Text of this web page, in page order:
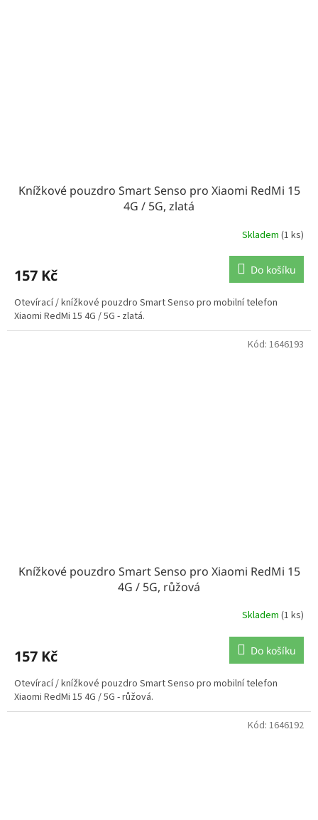
Knížkové pouzdro Smart Senso pro Xiaomi RedMi 15
4G / 5G, zlatá
Skladem (1 ks)
157 Kč Do košíku
Otevírací / knížkové pouzdro Smart Senso pro mobilní telefon
Xiaomi RedMi 15 4G / 5G - zlatá.
Knížkové pouzdro Smart Senso pro Xiaomi RedMi 15
4G / 5G, růžová
Skladem (1 ks)
157 Kč Do košíku
Otevírací / knížkové pouzdro Smart Senso pro mobilní telefon
Xiaomi RedMi 15 4G / 5G - růžová.
Kód: 1646193
Kód: 1646192